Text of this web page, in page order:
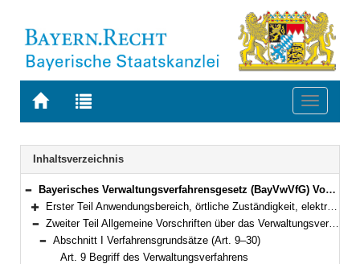
Zur
BAYERN.RECHT
Zur
letzten
Suche
Toggle
Navigation
Inhaltsverzeichnis
Bereich reduzieren
Bayerisches Verwaltungsverfahrensgesetz (BayVwVfG) Vom 23. Dezember 1976 (BayRS II S. 213) BayRS 2010-1-I (Art. 1–99)
Bereich erweitern
Erster Teil Anwendungsbereich, örtliche Zuständigkeit, elektronische Kommunikation, Amtshilfe, europäische Verwaltungszusammenarbeit (Art. 1–8e)
Bereich reduzieren
Zweiter Teil Allgemeine Vorschriften über das Verwaltungsverfahren (Art. 9–34)
Bereich reduzieren
Abschnitt I Verfahrensgrundsätze (Art. 9–30)
Art. 9 Begriff des Verwaltungsverfahrens